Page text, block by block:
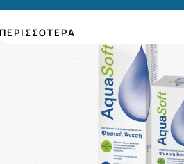
ΠΕΡΙΣΣΌΤΕΡΑ